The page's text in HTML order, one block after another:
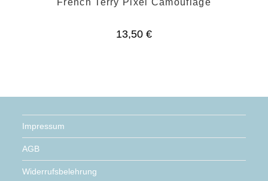
French Terry Pixel Camouflage
13,50 €
Impressum
AGB
Widerrufsbelehrung